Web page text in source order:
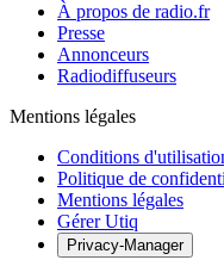
À propos de radio.fr
Presse
Annonceurs
Radiodiffuseurs
Mentions légales
Conditions
Politique de
Mentions légales
Gérer Utiq
Privacy-Manager